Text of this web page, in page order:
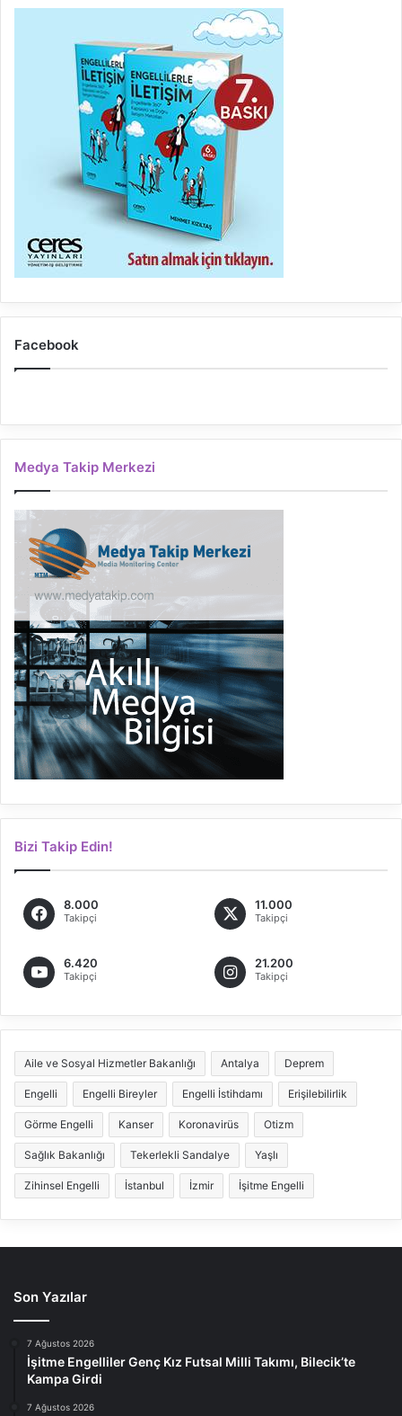
Facebook
Medya Takip Merkezi
Bizi Takip Edin!
8.000
Takipçi
11.000
Takipçi
6.420
Takipçi
21.200
Takipçi
Aile ve Sosyal Hizmetler Bakanlığı Antalya Deprem
Engelli Engelli Bireyler Engelli İstihdamı Erişilebilirlik
Görme Engelli Kanser Koronavirüs Otizm
Sağlık Bakanlığı Tekerlekli Sandalye Yaşlı
Zihinsel Engelli İstanbul İzmir İşitme Engelli
Son Yazılar
7 Ağustos 2026
İşitme Engelliler Genç Kız Futsal Milli Takımı, Bilecik’te
Kampa Girdi
7 Ağustos 2026